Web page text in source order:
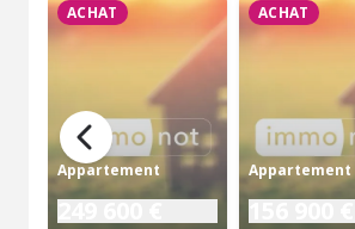
ACHAT
Appartement
249 600 €
ACHAT
Appartement
156 900 €